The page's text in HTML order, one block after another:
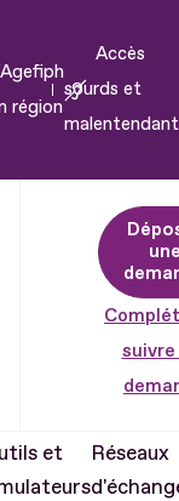
région
Accès
sourds et
suivre
et
Réseaux